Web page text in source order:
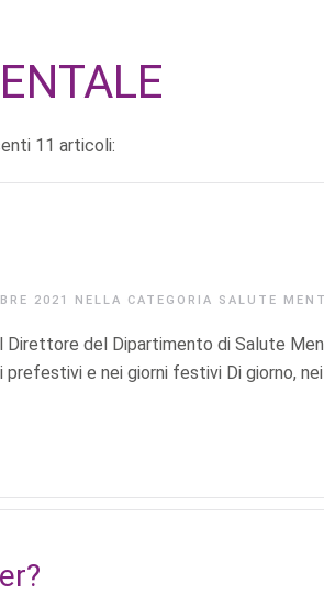
11 articoli:
2021 NELLA CATEGORIA SALUTE
Direttore del Dipartimento di Salute
e nei giorni festivi Di giorno, nei